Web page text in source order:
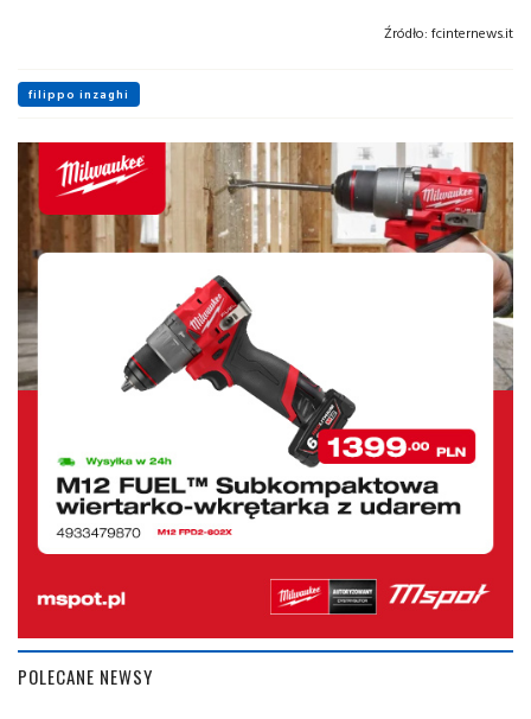
Źródło: fcinternews.it
filippo inzaghi
POLECANE NEWSY